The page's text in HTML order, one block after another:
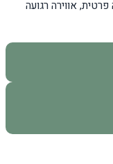
אווירה רגועה